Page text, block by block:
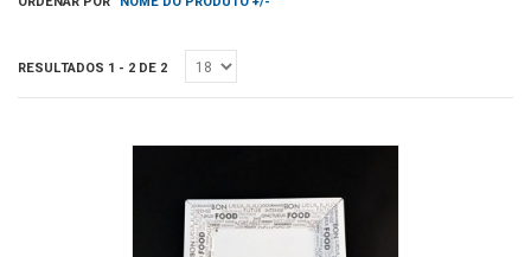
Sobremesas e saladas
Cartão
EPS
Embalagens plástico
Toalhas mesa
Papel higiénico
Sacos
Detergentes
Acessórios Limpeza
Louça descartável
RESULTADOS 1 - 2 DE 2